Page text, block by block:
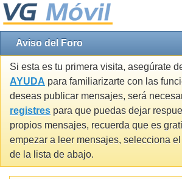
Aviso del Foro
Si esta es tu primera visita, asegúrate
AYUDA para familiarizarte con las
deseas publicar mensajes, será
registres para que puedas dejar
propios mensajes, recuerda que es
empezar a leer mensajes, selecciona
de la lista de abajo.